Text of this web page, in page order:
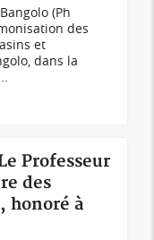
(Ph
des
et
dans la
Professeur
des
honoré à